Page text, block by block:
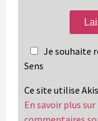
Je souhaite
Sens
Ce site utilise
En savoir plus